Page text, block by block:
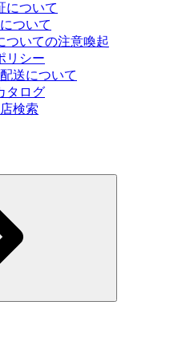
について
ついて
ついての注意喚起
リシー
送について
タログ
検索